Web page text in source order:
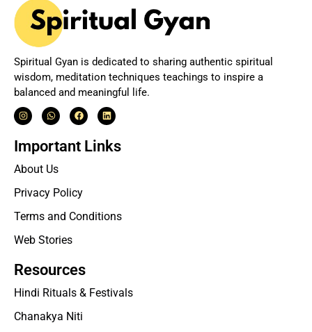
Spiritual Gyan is dedicated to sharing authentic spiritual
wisdom, meditation techniques teachings to inspire a
balanced and meaningful life.
Important Links
About Us
Privacy Policy
Terms and Conditions
Web Stories
Resources
Hindi Rituals & Festivals
Chanakya Niti